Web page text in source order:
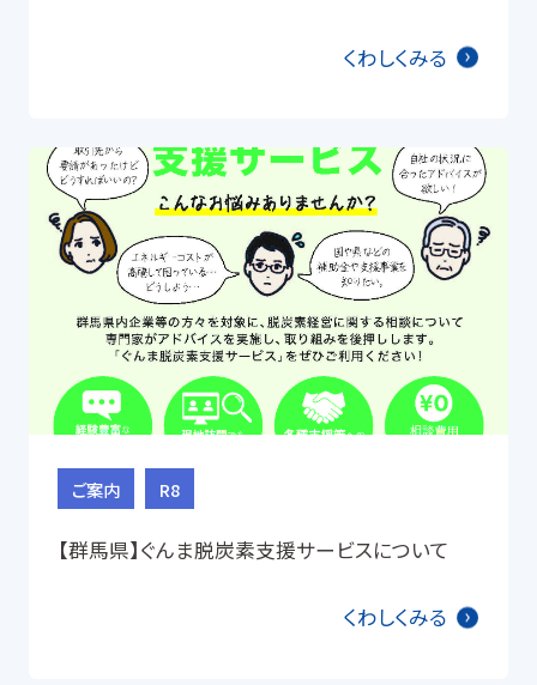
くわしくみる
ご案内 R8
【群馬県】ぐんま脱炭素支援サービスについて
くわしくみる